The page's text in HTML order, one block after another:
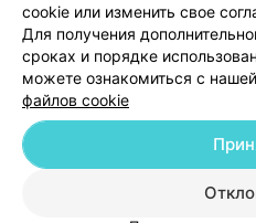
Обработка
© 2026 ООО «Артокс Лаб», УНП
г. Минск, улица
cookie или изменить свое
Для получения
сроках и порядке
можете ознакомиться с нашей
файлов cookie